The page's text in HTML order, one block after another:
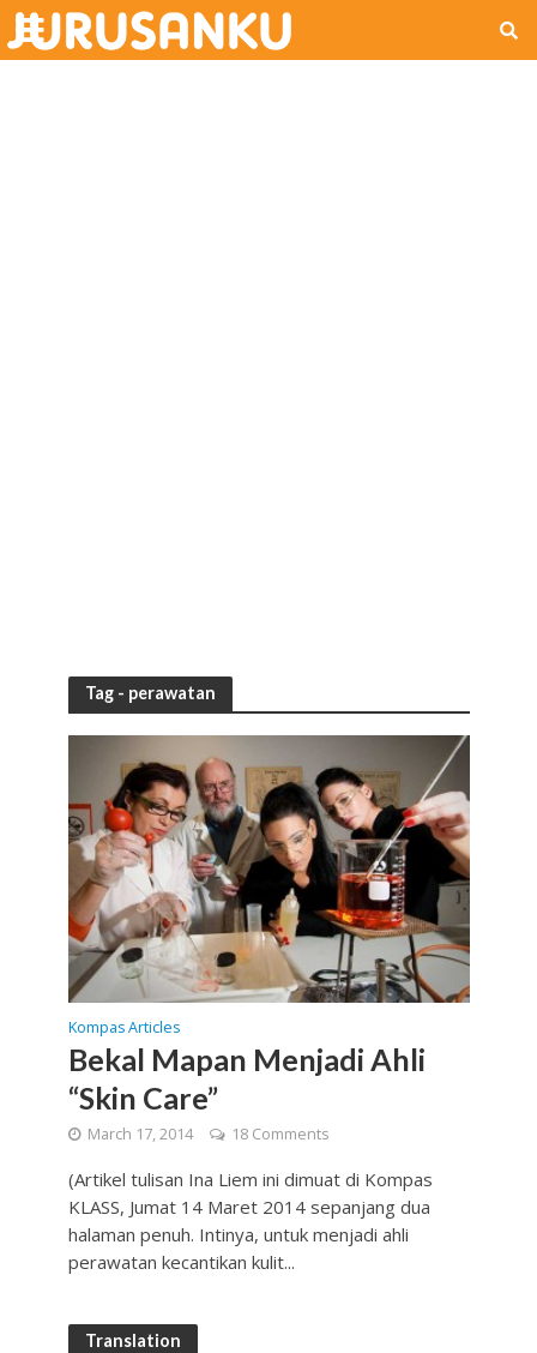
Tag - perawatan
Kompas Articles
Bekal Mapan Menjadi Ahli
“Skin Care”
March 17, 2014 18 Comments
(Artikel tulisan Ina Liem ini dimuat di Kompas
KLASS, Jumat 14 Maret 2014 sepanjang dua
halaman penuh. Intinya, untuk menjadi ahli
perawatan kecantikan kulit...
Translation